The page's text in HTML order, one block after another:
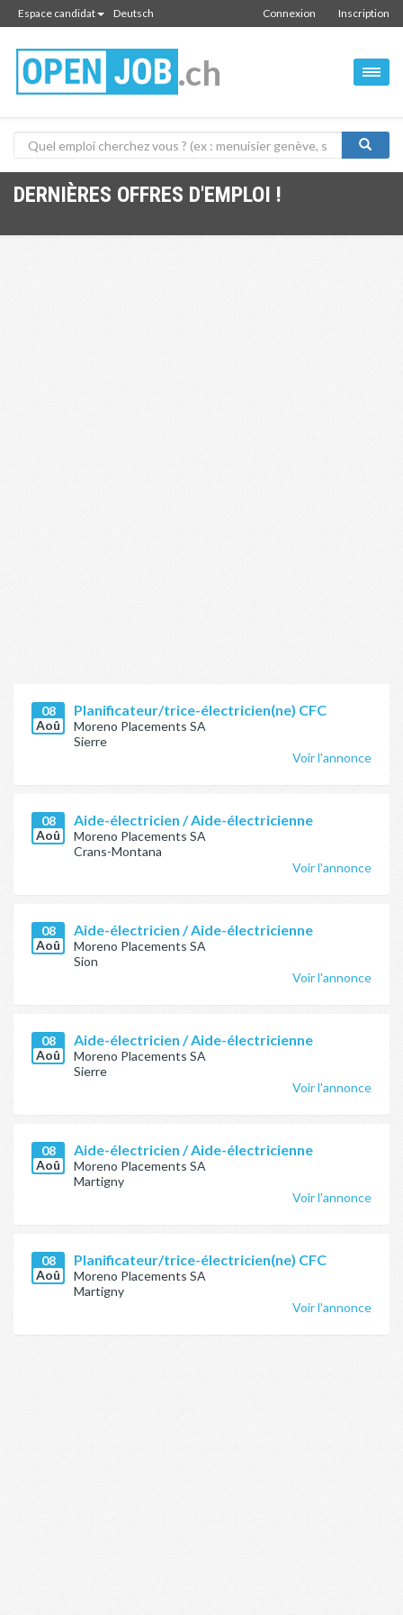
Espace candidat Deutsch Inscription
Connexion
.ch
DERNIÈRES OFFRES D'EMPLOI !
08
Aoû
Planificateur/trice-électricien(ne) CFC
Moreno Placements SA
Sierre
Voir l'annonce
08
Aoû
Aide-électricien / Aide-électricienne
Moreno Placements SA
Crans-Montana
Voir l'annonce
08
Aoû
Aide-électricien / Aide-électricienne
Moreno Placements SA
Sion
Voir l'annonce
08
Aoû
Aide-électricien / Aide-électricienne
Moreno Placements SA
Sierre
Voir l'annonce
08
Aoû
Aide-électricien / Aide-électricienne
Moreno Placements SA
Martigny
Voir l'annonce
08
Aoû
Planificateur/trice-électricien(ne) CFC
Moreno Placements SA
Martigny
Voir l'annonce